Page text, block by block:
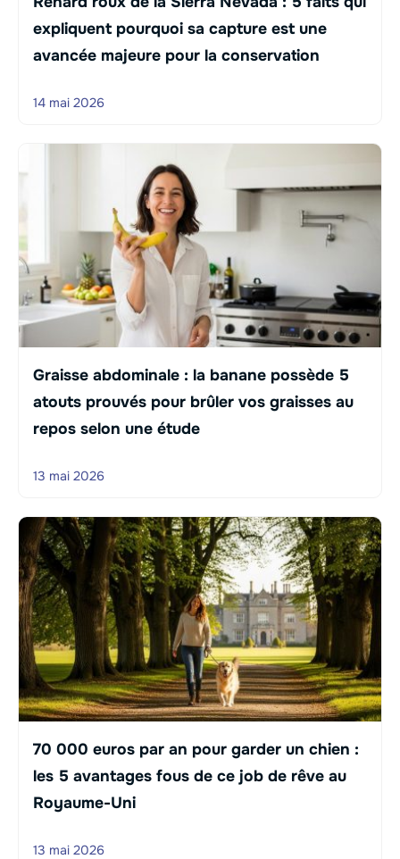
expliquent pourquoi sa capture est une
avancée majeure pour la conservation
14 mai 2026
Graisse abdominale : la banane possède 5
atouts prouvés pour brûler vos graisses au
repos selon une étude
13 mai 2026
70 000 euros par an pour garder un chien :
les 5 avantages fous de ce job de rêve au
Royaume-Uni
13 mai 2026